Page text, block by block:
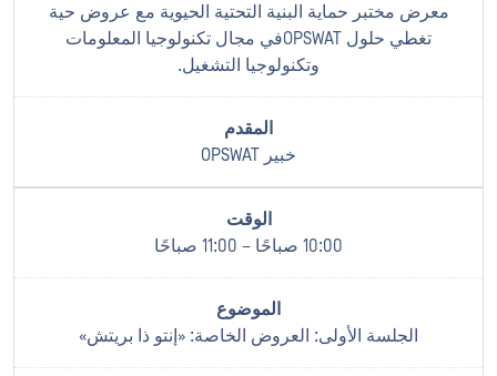
معرض مختبر حماية البنية التحتية الحيوية مع عروض حية
تغطي حلول OPSWATفي مجال تكنولوجيا المعلومات
وتكنولوجيا التشغيل.
خبير OPSWAT
10:00 صباحًا – 11:00 صباحًا
الجلسة الأولى: العروض الخاصة: «إنتو ذا بريتش»